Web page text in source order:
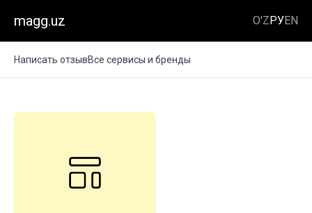
magg.uz O'ZРУEN
Написать отзывВсе сервисы и бренды